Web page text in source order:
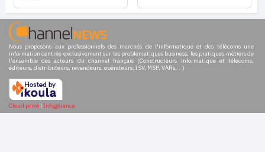
Nous proposons aux professionnels des marchés de l'informatique et des télécoms une
information centrée exclusivement sur les problématiques business, les pratiques métiers de
l'ensemble des acteurs du channel français (Constructeurs informatique et télécoms,
éditeurs, distributeurs, revendeurs, opérateurs, ISV, MSP, VARs,...)
Cloud privé | Infogérance